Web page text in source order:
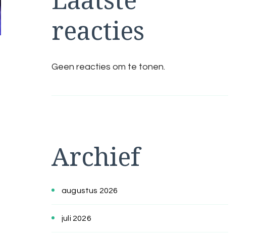
reacties
Geen reacties om te tonen.
Archief
augustus 2026
juli 2026